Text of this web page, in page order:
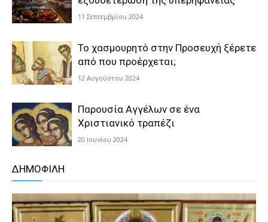
11 Σεπτεμβρίου 2024
Το χασμουρητό στην Προσευχή ξέρετε
από που προέρχεται;
12 Αυγούστου 2024
Παρουσία Αγγέλων σε ένα
Χριστιανικό τραπέζι
20 Ιουνίου 2024
ΔΗΜΟΦΙΛΗ